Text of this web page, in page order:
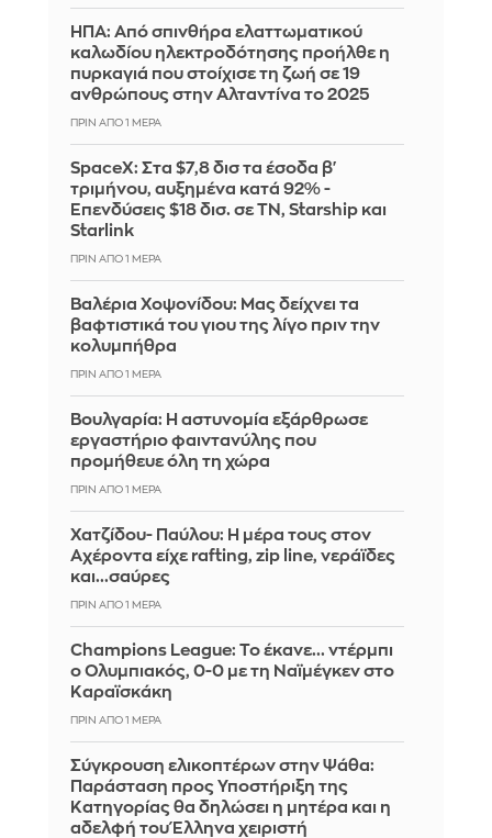
ΗΠΑ: Από σπινθήρα ελαττωματικού
καλωδίου ηλεκτροδότησης προήλθε η
πυρκαγιά που στοίχισε τη ζωή σε 19
ανθρώπους στην Αλταντίνα το 2025
ΠΡΙΝ ΑΠΌ 1 ΜΈΡΑ
SpaceX: Στα $7,8 δισ τα έσοδα β'
τριμήνου, αυξημένα κατά 92% -
Επενδύσεις $18 δισ. σε ΤΝ, Starship και
Starlink
ΠΡΙΝ ΑΠΌ 1 ΜΈΡΑ
Βαλέρια Χοψονίδου: Μας δείχνει τα
βαφτιστικά του γιου της λίγο πριν την
κολυμπήθρα
ΠΡΙΝ ΑΠΌ 1 ΜΈΡΑ
Βουλγαρία: Η αστυνομία εξάρθρωσε
εργαστήριο φαιντανύλης που
προμήθευε όλη τη χώρα
ΠΡΙΝ ΑΠΌ 1 ΜΈΡΑ
Χατζίδου- Παύλου: Η μέρα τους στον
Αχέροντα είχε rafting, zip line, νεράϊδες
και...σαύρες
ΠΡΙΝ ΑΠΌ 1 ΜΈΡΑ
Champions League: Το έκανε... ντέρμπι
ο Ολυμπιακός, 0-0 με τη Ναϊμέγκεν στο
Καραϊσκάκη
ΠΡΙΝ ΑΠΌ 1 ΜΈΡΑ
Σύγκρουση ελικοπτέρων στην Ψάθα:
Παράσταση προς Υποστήριξη της
Κατηγορίας θα δηλώσει η μητέρα και η
αδελφή του Έλληνα χειριστή